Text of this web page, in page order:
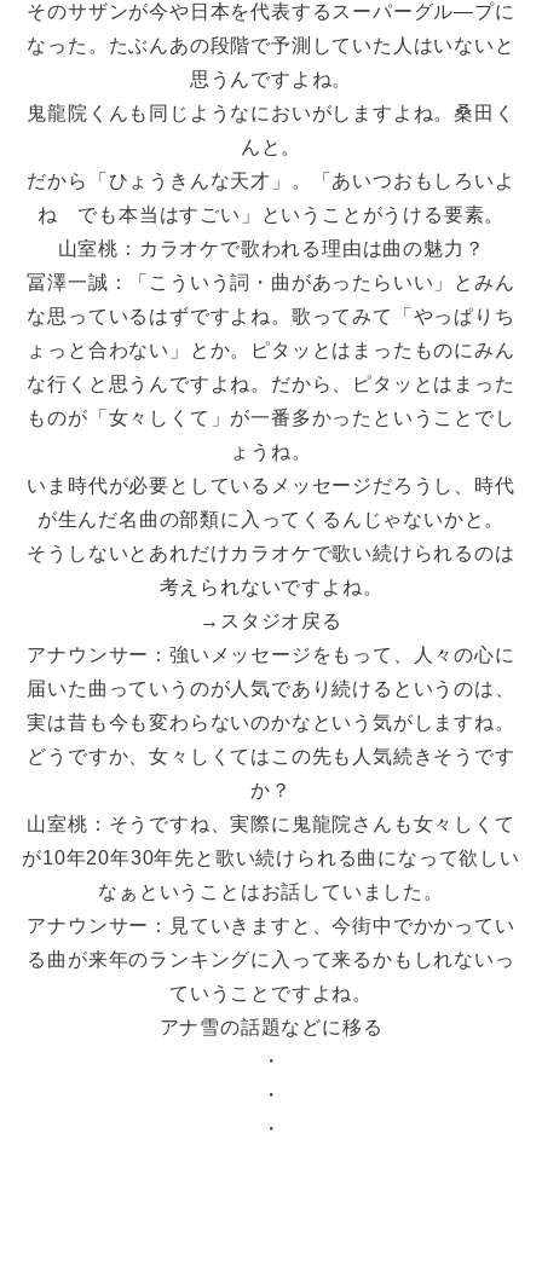
そのサザンが今や日本を代表するスーパーグル―プに
なった。たぶんあの段階で予測していた人はいないと
思うんですよね。
鬼龍院くんも同じようなにおいがしますよね。桑田く
んと。
だから「ひょうきんな天才」。「あいつおもしろいよ
ね でも本当はすごい」ということがうける要素。
山室桃：カラオケで歌われる理由は曲の魅力？
冨澤一誠：「こういう詞・曲があったらいい」とみん
な思っているはずですよね。歌ってみて「やっぱりち
ょっと合わない」とか。ピタッとはまったものにみん
な行くと思うんですよね。だから、ピタッとはまった
ものが「女々しくて」が一番多かったということでし
ょうね。
いま時代が必要としているメッセージだろうし、時代
が生んだ名曲の部類に入ってくるんじゃないかと。
そうしないとあれだけカラオケで歌い続けられるのは
考えられないですよね。
→スタジオ戻る
アナウンサー：強いメッセージをもって、人々の心に
届いた曲っていうのが人気であり続けるというのは、
実は昔も今も変わらないのかなという気がしますね。
どうですか、女々しくてはこの先も人気続きそうです
か？
山室桃：そうですね、実際に鬼龍院さんも女々しくて
が10年20年30年先と歌い続けられる曲になって欲しい
なぁということはお話していました。
アナウンサー：見ていきますと、今街中でかかってい
る曲が来年のランキングに入って来るかもしれないっ
ていうことですよね。
アナ雪の話題などに移る
・
・
・